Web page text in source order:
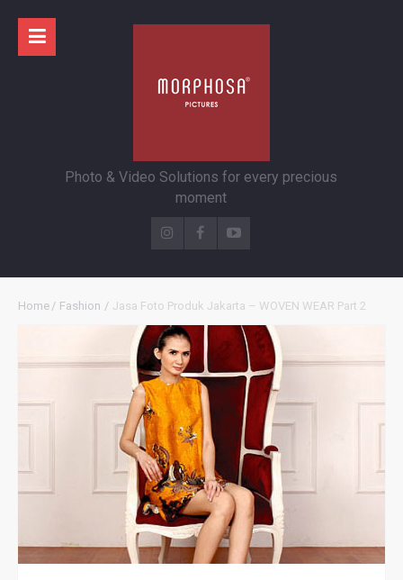
Photo & Video Solutions for every precious
moment
Home / Fashion / Jasa Foto Produk Jakarta – WOVEN WEAR Part 2